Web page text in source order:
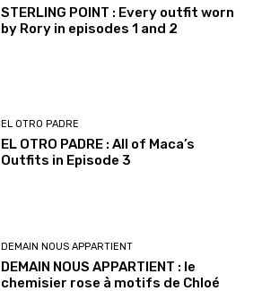
STERLING POINT : Every outfit worn
by Rory in episodes 1 and 2
EL OTRO PADRE
EL OTRO PADRE : All of Maca’s
Outfits in Episode 3
DEMAIN NOUS APPARTIENT
DEMAIN NOUS APPARTIENT : le
chemisier rose à motifs de Chloé